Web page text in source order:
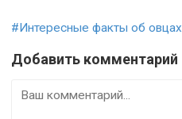
#Интересные факты об овцах
Добавить комментарий